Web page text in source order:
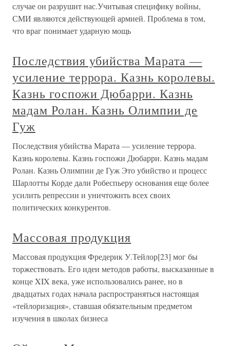
случае он разрушит нас.Учитывая специфику войны,
СМИ являются действующей армией. Проблема в том,
что враг понимает ударную мощь
Последствия убийства Марата —
усиление террора. Казнь королевы.
Казнь госпожи Дюбарри. Казнь
мадам Ролан. Казнь Олимпии де
Гуж
Последствия убийства Марата — усиление террора.
Казнь королевы. Казнь госпожи Дюбарри. Казнь мадам
Ролан. Казнь Олимпии де Гуж Это убийство и процесс
Шарлотты Корде дали Робеспьеру основания еще более
усилить репрессии и уничтожить всех своих
политических конкурентов.
Массовая продукция
Массовая продукция Фредерик У.Тейлор[23] мог бы
торжествовать. Его идеи методов работы, высказанные в
конце XIX века, уже использовались ранее, но в
двадцатых годах начала распространяться настоящая
«тейлоризация», ставшая обязательным предметом
изучения в школах бизнеса